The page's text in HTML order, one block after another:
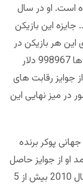
رسیده است. او در سال
جایزه این بازیکن
بای این هر بازیکن در
آن، 3850 دلار بود. او در کل در تمامی این رقابت ها 998967 دلار
رقابت های
و از نظر حضور در میز نهایی این
پوکر برنده
او از جوایز حاصل
از موفقیت هایش در سری های جهانی پوکر تا سال 2010 بیش از 5